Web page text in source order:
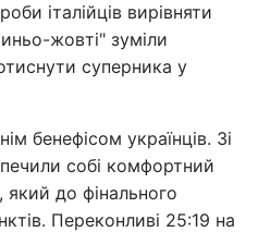
італійців вирівняти
жовті" зуміли
суперника у
бенефісом українців. Зі
собі комфортний
який до фінального
Переконливі 25:19 на